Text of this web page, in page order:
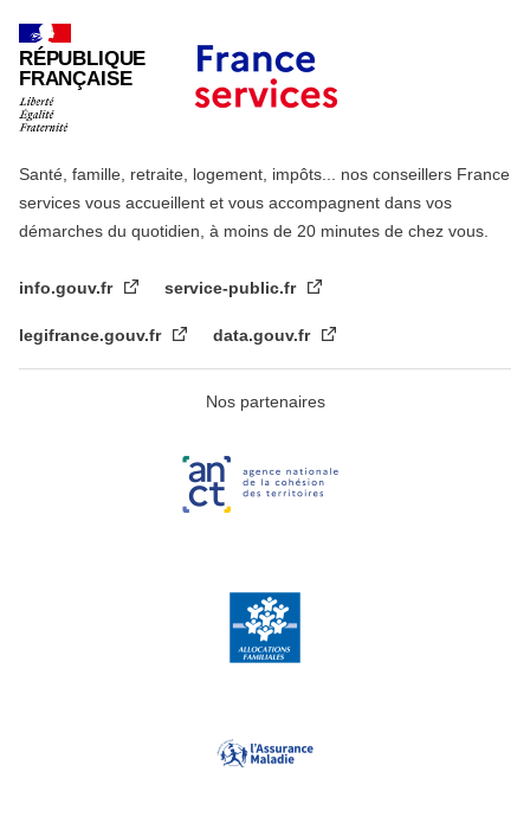
RÉPUBLIQUE
FRANÇAISE
Santé, famille, retraite, logement, impôts... nos conseillers France
services vous accueillent et vous accompagnent dans vos
démarches du quotidien, à moins de 20 minutes de chez vous.
info.gouv.fr service-public.fr
legifrance.gouv.fr data.gouv.fr
Nos partenaires